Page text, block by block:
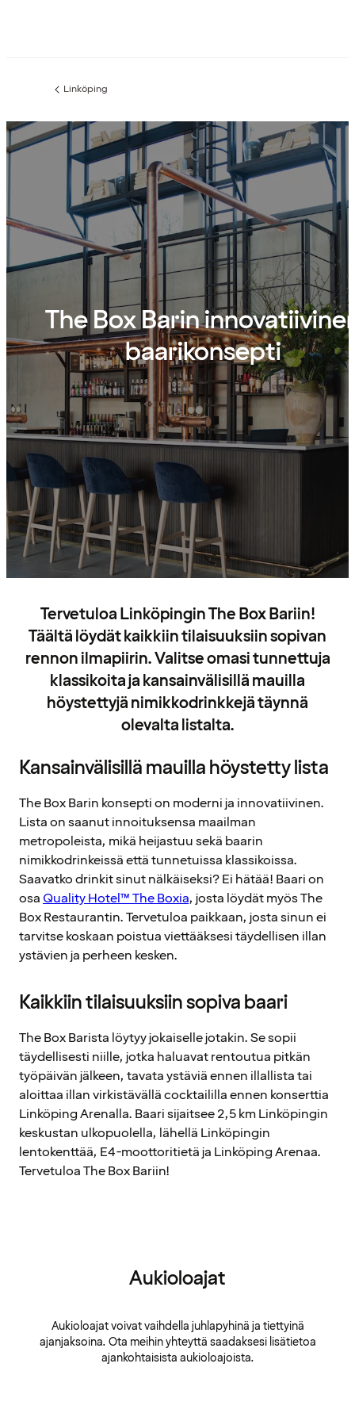
Edellinen
Linköping
The Box Barin
baarikonsepti
Tervetuloa Linköpingin The Box Bariin!
Täältä löydät kaikkiin tilaisuuksiin sopivan
rennon ilmapiirin. Valitse omasi tunnettuja
klassikoita ja kansainvälisillä mauilla
höystettyjä nimikkodrinkkejä täynnä
olevalta listalta.
Kansainvälisillä mauilla höystetty lista
The Box Barin konsepti on moderni ja innovatiivinen.
Lista on saanut innoituksensa maailman
metropoleista, mikä heijastuu sekä baarin
nimikkodrinkeissä että tunnetuissa klassikoissa.
Saavatko drinkit sinut nälkäiseksi? Ei hätää! Baari on
osa Quality Hotel™ The Boxia, josta löydät myös The
Box Restaurantin. Tervetuloa paikkaan, josta sinun ei
tarvitse koskaan poistua viettääksesi täydellisen illan
ystävien ja perheen kesken.
Kaikkiin tilaisuuksiin sopiva baari
The Box Barista löytyy jokaiselle jotakin. Se sopii
täydellisesti niille, jotka haluavat rentoutua pitkän
työpäivän jälkeen, tavata ystäviä ennen illallista tai
aloittaa illan virkistävällä cocktaililla ennen konserttia
Linköping Arenalla. Baari sijaitsee 2,5 km Linköpingin
keskustan ulkopuolella, lähellä Linköpingin
lentokenttää, E4-moottoritietä ja Linköping Arenaa.
Tervetuloa The Box Bariin!
Aukioloajat
Aukioloajat voivat vaihdella juhlapyhinä ja tiettyinä
ajanjaksoina. Ota meihin yhteyttä saadaksesi lisätietoa
ajankohtaisista aukioloajoista.